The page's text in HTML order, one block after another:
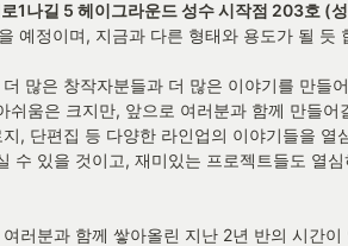
예정이며, 지금과 다른 형태와 용도가 될 듯
많은 창작자분들과 더 많은 이야기를 만들
쉬움은 크지만, 앞으로 여러분과 함께 만들어
, 단편집 등 다양한 라인업의 이야기들을 열
수 있을 것이고, 재미있는 프로젝트들도 열
러분과 함께 쌓아올린 지난 2년 반의 시간이